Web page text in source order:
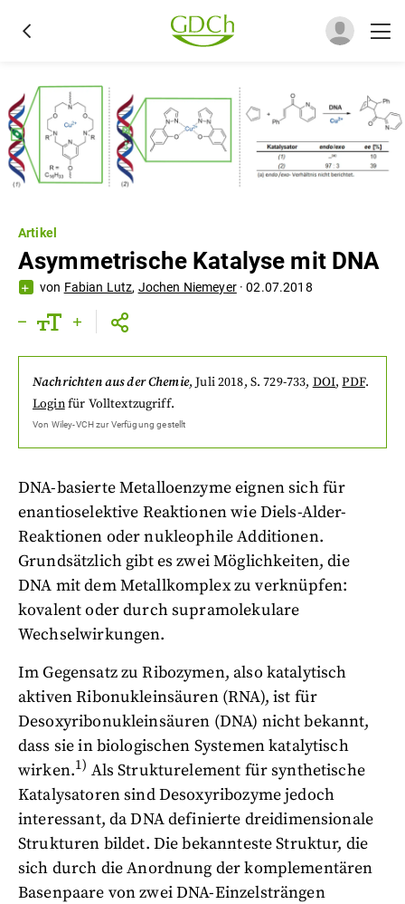
Artikel
Asymmetrische Katalyse mit DNA
von Fabian Lutz, Jochen Niemeyer·02.07.2018
Nachrichten aus der Chemie,Juli 2018, S. 729-733, DOI,PDF.
Loginfür Volltextzugriff.
Von Wiley-VCHzur Verfügung gestellt
DNA-basierte Metalloenzyme eignen sich für
enantioselektive Reaktionen wie Diels-Alder-
Reaktionen oder nukleophile Additionen.
Grundsätzlich gibt es zwei Möglichkeiten, die
DNA mit dem Metallkomplex zu verknüpfen:
kovalent oder durch supramolekulare
Wechselwirkungen.
Im Gegensatz zu Ribozymen, also katalytisch
aktiven Ribonukleinsäuren (RNA), ist für
Desoxyribonukleinsäuren (DNA) nicht bekannt,
dass sie in biologischen Systemen katalytisch
wirken.1) Als Strukturelement für synthetische
Katalysatoren sind Desoxyribozyme jedoch
interessant, da DNA definierte dreidimensionale
Strukturen bildet. Die bekannteste Struktur, die
sich durch die Anordnung der komplementären
Basenpaare von zwei DNA-Einzelsträngen